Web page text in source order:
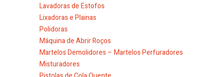
Lavadoras de Estofos
Lixadoras e Plainas
Polidoras
Máquina de Abrir Roços
Martelos Demolidores – Martelos Perfuradores
Misturadores